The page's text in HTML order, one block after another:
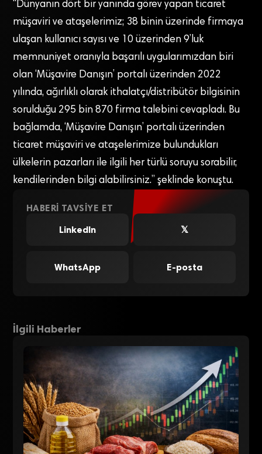
“Dünyanın dört bir yanında görev yapan ticaret
müşaviri ve ataşelerimiz; 38 binin üzerinde firmaya
ulaşan kullanıcı sayısı ve 10 üzerinden 9’luk
memnuniyet oranıyla başarılı uygularımızdan biri
olan ‘Müşavire Danışın’ portalı üzerinden 2022
yılında, ağırlıklı olarak ithalatçı/distribütör bilgisinin
sorulduğu 295 bin 870 firma talebini cevapladı. Bu
bağlamda, ‘Müşavire Danışın’ portalı üzerinden
ticaret müşaviri ve ataşelerimize bulundukları
ülkelerin pazarları ile ilgili her türlü soruyu sorabilir,
kendilerinden bilgi alabilirsiniz.” şeklinde konuştu.
HABERI TAVSIYE ET
LinkedIn
𝕏
WhatsApp E-posta
İlgili Haberler